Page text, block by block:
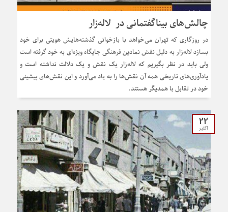
چالش‌های بیناگفتمانی در لاله‌زار
در روزگاری که تهران می‌خواهد با بازخوانی گذشته‌هایش هویتی برای خود
بسازد لاله‌زار به دلیل نقش نمادین فرهنگی جایگاه ویژه‌ای به خود گرفته است
ولی باید در نظر بگیریم که لاله‌زار یک نقش و یک دلالت نداشته است و
یادآوری‌های تاریخی همه آن نقش‌ها را به یاد می‌آورد و این نقش‌های پیشینی
خود در تقابل با همدیگر هستند.
22
اکتبر